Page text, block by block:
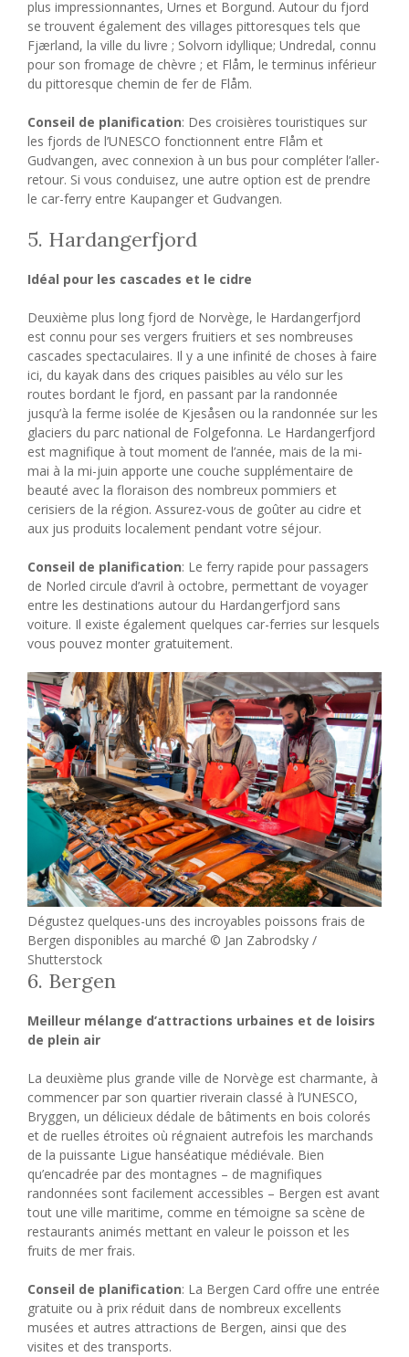
plus impressionnantes, Urnes et Borgund. Autour du fjord
se trouvent également des villages pittoresques tels que
Fjærland, la ville du livre ; Solvorn idyllique; Undredal, connu
pour son fromage de chèvre ; et Flåm, le terminus inférieur
du pittoresque chemin de fer de Flåm.
Conseil de planification: Des croisières touristiques sur
les fjords de l’UNESCO fonctionnent entre Flåm et
Gudvangen, avec connexion à un bus pour compléter l’aller-
retour. Si vous conduisez, une autre option est de prendre
le car-ferry entre Kaupanger et Gudvangen.
5. Hardangerfjord
Idéal pour les cascades et le cidre
Deuxième plus long fjord de Norvège, le Hardangerfjord
est connu pour ses vergers fruitiers et ses nombreuses
cascades spectaculaires. Il y a une infinité de choses à faire
ici, du kayak dans des criques paisibles au vélo sur les
routes bordant le fjord, en passant par la randonnée
jusqu’à la ferme isolée de Kjesåsen ou la randonnée sur les
glaciers du parc national de Folgefonna. Le Hardangerfjord
est magnifique à tout moment de l’année, mais de la mi-
mai à la mi-juin apporte une couche supplémentaire de
beauté avec la floraison des nombreux pommiers et
cerisiers de la région. Assurez-vous de goûter au cidre et
aux jus produits localement pendant votre séjour.
Conseil de planification: Le ferry rapide pour passagers
de Norled circule d’avril à octobre, permettant de voyager
entre les destinations autour du Hardangerfjord sans
voiture. Il existe également quelques car-ferries sur lesquels
vous pouvez monter gratuitement.
Dégustez quelques-uns des incroyables poissons frais de
Bergen disponibles au marché © Jan Zabrodsky /
Shutterstock
6. Bergen
Meilleur mélange d’attractions urbaines et de loisirs
de plein air
La deuxième plus grande ville de Norvège est charmante, à
commencer par son quartier riverain classé à l’UNESCO,
Bryggen, un délicieux dédale de bâtiments en bois colorés
et de ruelles étroites où régnaient autrefois les marchands
de la puissante Ligue hanséatique médiévale. Bien
qu’encadrée par des montagnes – de magnifiques
randonnées sont facilement accessibles – Bergen est avant
tout une ville maritime, comme en témoigne sa scène de
restaurants animés mettant en valeur le poisson et les
fruits de mer frais.
Conseil de planification: La Bergen Card offre une entrée
gratuite ou à prix réduit dans de nombreux excellents
musées et autres attractions de Bergen, ainsi que des
visites et des transports.